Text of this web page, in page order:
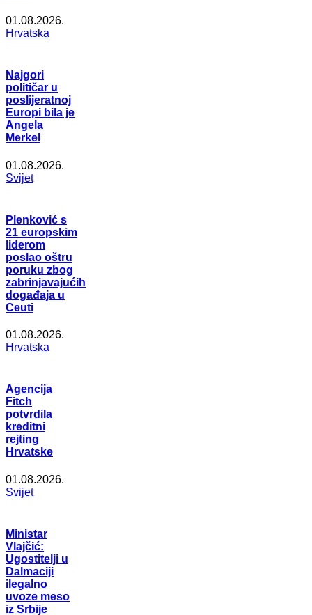
01.08.2026.
Hrvatska
Najgori
političar u
poslijeratnoj
Europi bila je
Angela
Merkel
01.08.2026.
Svijet
Plenković s
21 europskim
liderom
poslao oštru
poruku zbog
zabrinjavajućih
događaja u
Ceuti
01.08.2026.
Hrvatska
Agencija
Fitch
potvrdila
kreditni
rejting
Hrvatske
01.08.2026.
Svijet
Ministar
Vlajčić:
Ugostitelji u
Dalmaciji
ilegalno
uvoze meso
iz Srbije